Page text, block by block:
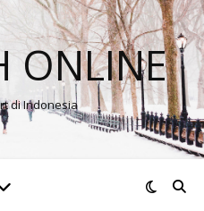
ONLINE
di Indonesia